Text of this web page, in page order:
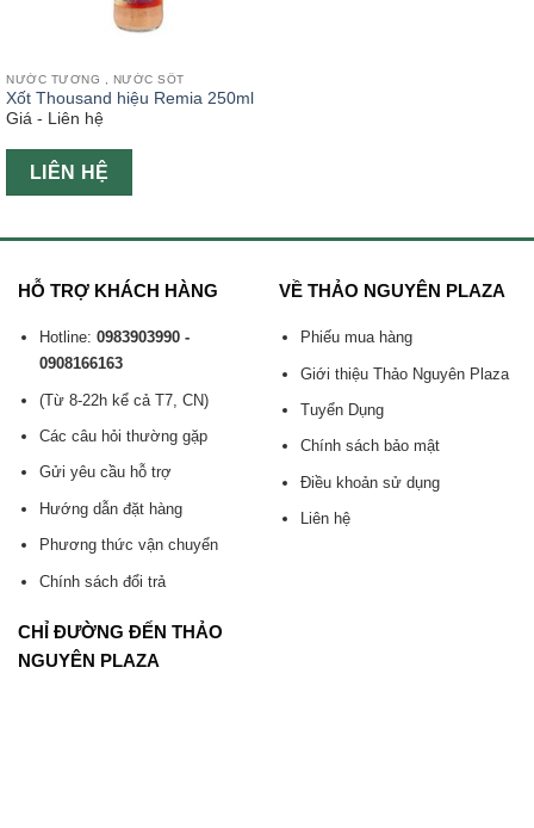
NƯỚC TƯƠNG , NƯỚC SỐT
Xốt Thousand hiệu Remia 250ml
Giá - Liên hệ
LIÊN HỆ
HỖ TRỢ KHÁCH HÀNG
Hotline: 0983903990 -
0908166163
(Từ 8-22h kể cả T7, CN)
Các câu hỏi thường gặp
Gửi yêu cầu hỗ trợ
Hướng dẫn đặt hàng
Phương thức vận chuyển
Chính sách đổi trả
VỀ THẢO NGUYÊN PLAZA
Phiếu mua hàng
Giới thiệu Thảo Nguyên Plaza
Tuyển Dụng
Chính sách bảo mật
Điều khoản sử dụng
Liên hệ
CHỈ ĐƯỜNG ĐẾN THẢO
NGUYÊN PLAZA